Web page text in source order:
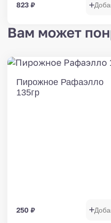
823 ₽
Вам может
Пирожное Рафаэлло
135гр
250 ₽